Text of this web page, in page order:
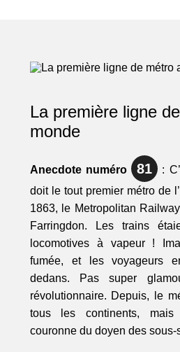
La première ligne
monde
Anecdote numéro 81
:
doit le tout premier métro de
1863, le Metropolitan
Farringdon. Les trains
locomotives à vapeur !
fumée, et les voyageurs
dedans. Pas super
révolutionnaire. Depuis, le
tous les continents,
couronne du doyen des sous-